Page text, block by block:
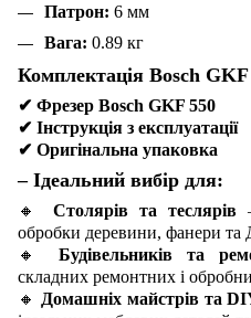
Патрон: 6 мм
Вага: 0.89 кг
Комплектація Bosch GKF
✔ Фрезер Bosch GKF 550
✔ Інструкція з експлуатації
✔ Оригінальна упаковка
– Ідеальний вибір для:
🔸 Столярів та теслярів
обробки деревини, фанери
🔸
Будівельників та
складних ремонтних і
🔸
Домашніх майстрів та